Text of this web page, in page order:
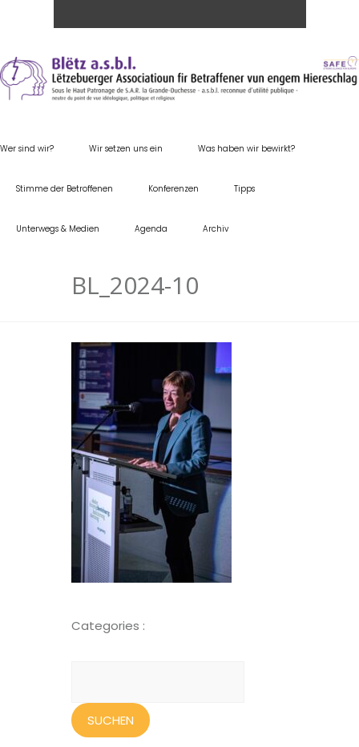
Wer sind wir? Wir setzen uns ein Was haben wir bewirkt?
Stimme der Betroffenen Konferenzen Tipps
Unterwegs & Medien Agenda Archiv
BL_2024-10
Categories :